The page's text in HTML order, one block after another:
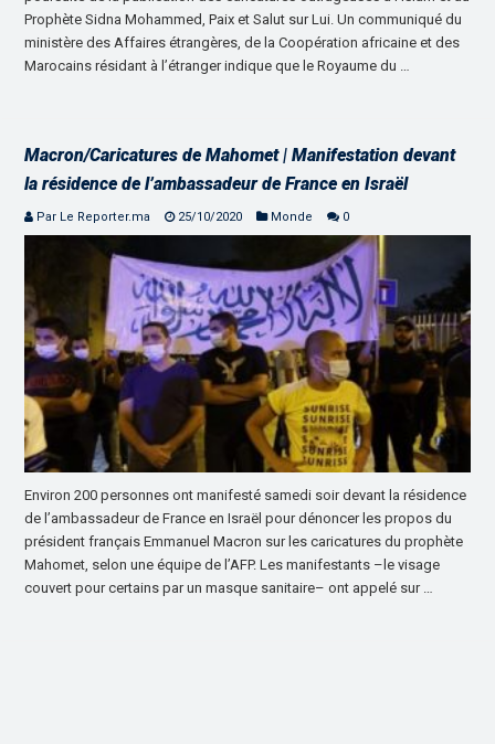
Prophète Sidna Mohammed, Paix et Salut sur Lui. Un communiqué du
ministère des Affaires étrangères, de la Coopération africaine et des
Marocains résidant à l’étranger indique que le Royaume du …
Macron/Caricatures de Mahomet | Manifestation devant
la résidence de l’ambassadeur de France en Israël
Par Le Reporter.ma 25/10/2020 Monde 0
Environ 200 personnes ont manifesté samedi soir devant la résidence
de l’ambassadeur de France en Israël pour dénoncer les propos du
président français Emmanuel Macron sur les caricatures du prophète
Mahomet, selon une équipe de l’AFP. Les manifestants –le visage
couvert pour certains par un masque sanitaire– ont appelé sur …